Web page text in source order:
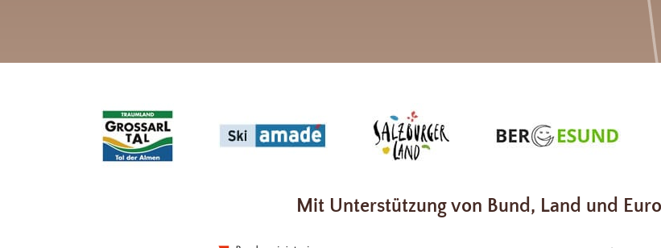
Mit Unterstützung von Bund, Land und